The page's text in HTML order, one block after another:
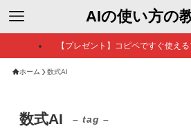
AIの使い方の
【プレゼント】コピペですぐ使え
ホーム 数式AI
数式AI – tag –